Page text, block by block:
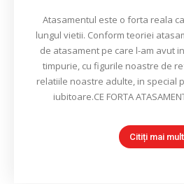
Atasamentul este o forta reala
lungul vietii. Conform teoriei
de atasament pe care l-am avut
timpurie, cu figurile noastre de
relatiile noastre adulte, in special
iubitoare.CE FORTA
Citiți mai mult